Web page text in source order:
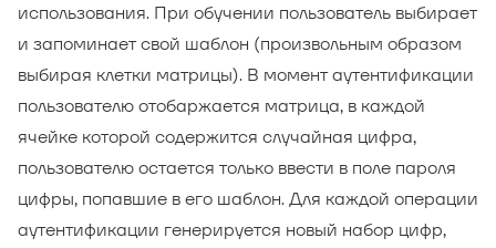
использования. При обучении пользователь выбирает
и запоминает свой шаблон (произвольным образом
выбирая клетки матрицы). В момент аутентификации
пользователю отобаржается матрица, в каждой
ячейке которой содержится случайная цифра,
пользователю остается только ввести в поле пароля
цифры, попавшие в его шаблон. Для каждой операции
аутентификации генерируется новый набор цифр,